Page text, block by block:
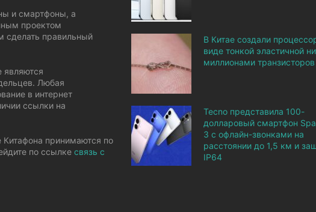
и смартфоны, а
проектом
сделать правильный
являются
Любая
в интернет
ссылки на
принимаются по
по ссылке связь с
В Китае создали
виде тонкой эластичной
миллионами транзисторов
Tecno представила 100-
долларовый смартфон
3 с офлайн-звонками на
расстоянии до 1,5 км и
IP64